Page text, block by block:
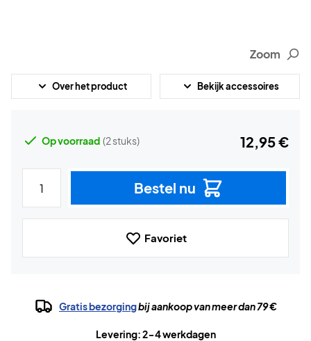
Zoom
Over het product Bekijk accessoires
Op voorraad (2 stuks) 12,95 €
Bestel nu
Favoriet
Gratis bezorgingbij aankoop van meer dan 79 €
Levering: 2-4 werkdagen